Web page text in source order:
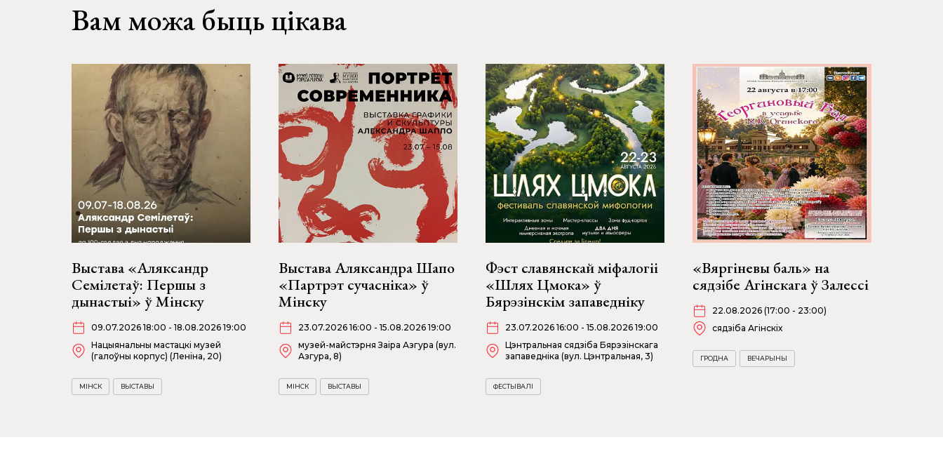
Вам можа быць цікава
Выстава «Аляксандр
Семілетаў: Першы з
дынастыі» ў Мінску
09.07.2026 18:00 - 18.08.2026 19:00
Нацыянальны мастацкі музей
(галоўны корпус) (Леніна, 20)
МІНСК ВЫСТАВЫ
Выстава Аляксандра Шапо
«Партрэт сучасніка» ў
Мінску
23.07.2026 16:00 - 15.08.2026 19:00
музей-майстэрня Заіра Азгура (вул.
Азгура, 8)
МІНСК ВЫСТАВЫ
Фэст славянскай міфалогіі
«Шлях Цмока» ў
Бярэзінскім запаведніку
23.07.2026 16:00 - 15.08.2026 19:00
Цэнтральная сядзіба Бярэзінскага
запаведніка (вул. Цэнтральная, 3)
ФЕСТЫВАЛІ
«Вяргіневы баль» на
сядзібе Агінскага ў Залессі
22.08.2026 (17:00 - 23:00)
сядзіба Агінскіх
ГРОДНА ВЕЧАРЫНЫ